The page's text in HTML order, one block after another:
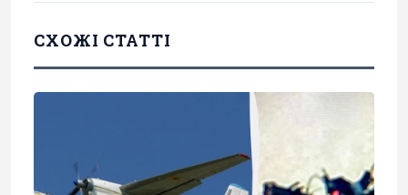
СХОЖІ СТАТТІ